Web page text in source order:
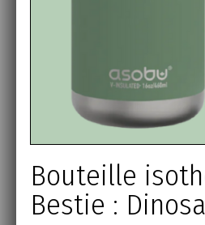
Bouteille
Bestie :